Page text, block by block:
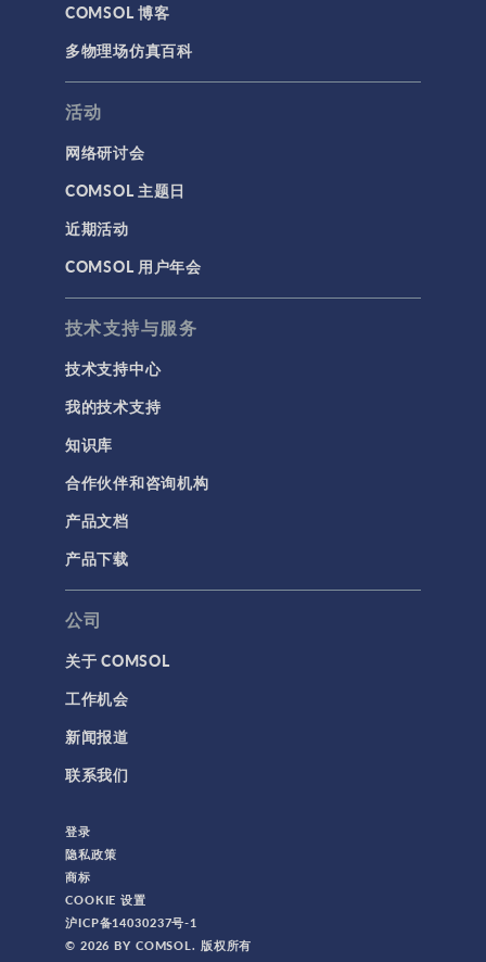
COMSOL 博客
多物理场仿真百科
活动
网络研讨会
COMSOL 主题日
近期活动
COMSOL 用户年会
技术支持与服务
技术支持中心
我的技术支持
知识库
合作伙伴和咨询机构
产品文档
产品下载
公司
关于 COMSOL
工作机会
新闻报道
联系我们
登录
隐私政策
商标
COOKIE 设置
沪ICP备14030237号-1
© 2026 BY COMSOL. 版权所有